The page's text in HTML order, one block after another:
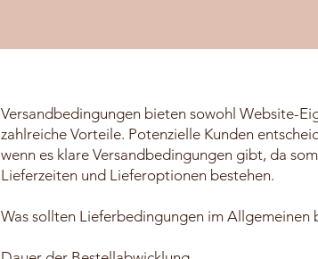
Versandbedingungen bieten sowohl Website-
zahlreiche Vorteile. Potenzielle Kunden
wenn es klare Versandbedingungen gibt, da
Lieferzeiten und Lieferoptionen bestehen.
Was sollten Lieferbedingungen im Allgemeinen